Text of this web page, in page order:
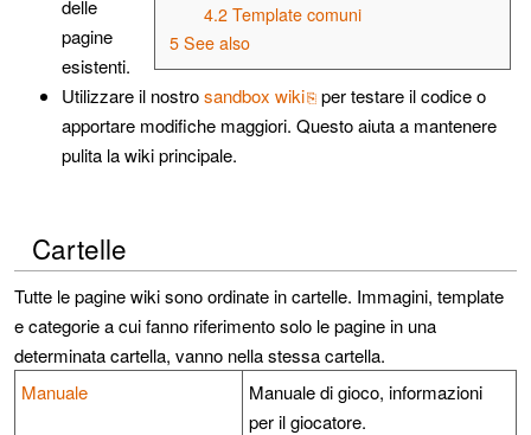
4.2 Template comuni
5 See also
delle
pagine
esistenti.
Utilizzare il nostrosandbox wiki
per testare il codice o
apportare modifiche maggiori. Questo aiuta a mantenere
pulita la wiki principale.
Cartelle
Tutte le pagine wiki sono ordinate in cartelle. Immagini, template
e categorie a cui fanno riferimento solo le pagine in una
determinata cartella, vanno nella stessa cartella.
Manuale
Manuale di gioco, informazioni
per il giocatore.